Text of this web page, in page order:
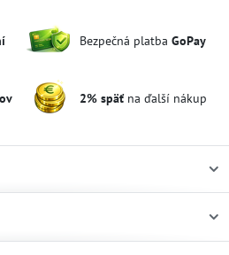
Bezpečná platba GoPay
2% späťna ďalší nákup